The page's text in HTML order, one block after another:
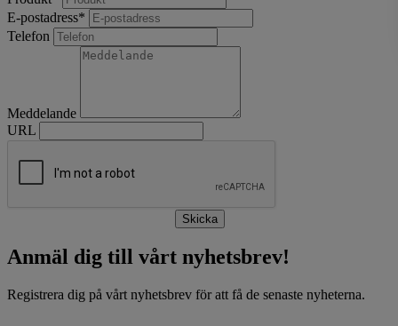
E-postadress*
Telefon
Meddelande
URL
Skicka
Anmäl dig till vårt nyhetsbrev!
Registrera dig på vårt nyhetsbrev för att få de senaste nyheterna.